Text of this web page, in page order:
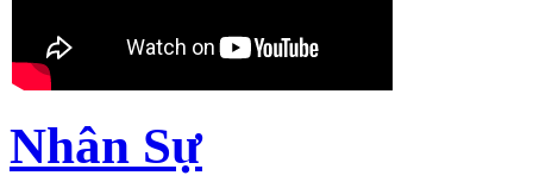
Nhân Sự